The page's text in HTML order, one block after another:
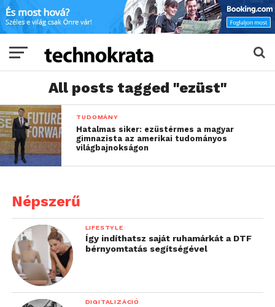
All posts tagged "ezüst"
TUDOMÁNY
Hatalmas siker: ezüstérmes a magyar
gimnazista az amerikai tudományos
világbajnokságon
Népszerű
LIFESTYLE
Így indíthatsz saját ruhamárkát a DTF
bérnyomtatás segítségével
DIGITALIZÁCIÓ